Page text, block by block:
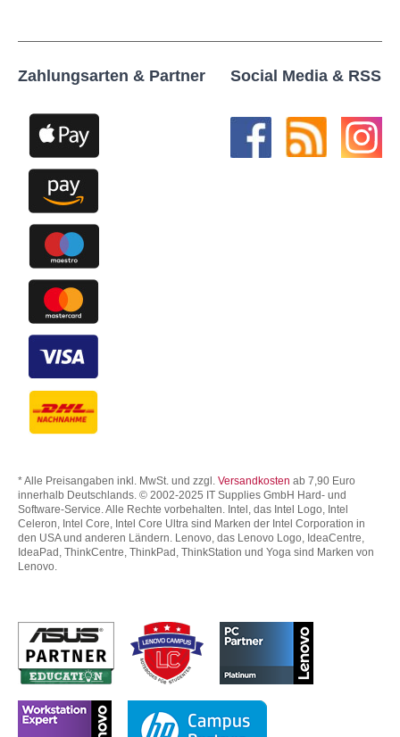
Zahlungsarten & Partner Social Media & RSS
* Alle Preisangaben inkl. MwSt. und zzgl. Versandkosten ab 7,90 Euro
innerhalb Deutschlands. © 2002-2025 IT Supplies GmbH Hard- und
Software-Service. Alle Rechte vorbehalten. Intel, das Intel Logo, Intel
Celeron, Intel Core, Intel Core Ultra sind Marken der Intel Corporation in
den USA und anderen Ländern. Lenovo, das Lenovo Logo, IdeaCentre,
IdeaPad, ThinkCentre, ThinkPad, ThinkStation und Yoga sind Marken von
Lenovo.